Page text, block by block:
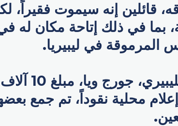
قائلين إنه سيموت فقيراً،
بما في ذلك إتاحة مكان له
المرموقة في ليبيريا.
فقد سلمه
محلية نقوداً، تم جمع